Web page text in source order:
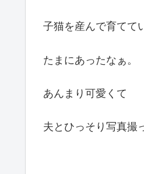
子猫を産んで育てて
たまにあったなぁ。
あんまり可愛くて
夫とひっそり写真撮